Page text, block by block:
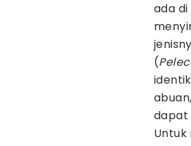
ada
(
dapat